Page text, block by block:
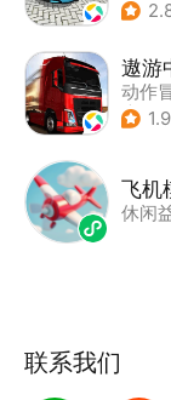
| 漂
遨游
动作
| 写实
1.9
飞机
休闲
联系我们